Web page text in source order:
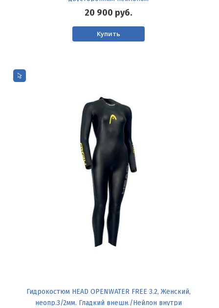
20 900 руб.
Купить
Гидрокостюм HEAD OPENWATER FREE 3.2, Женский,
неопр.3/2мм. Гладкий внешн./Нейлон внутри